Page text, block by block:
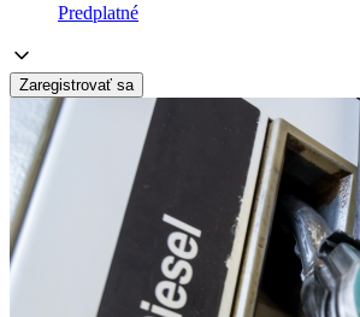
Predplatné
Zaregistrovať sa